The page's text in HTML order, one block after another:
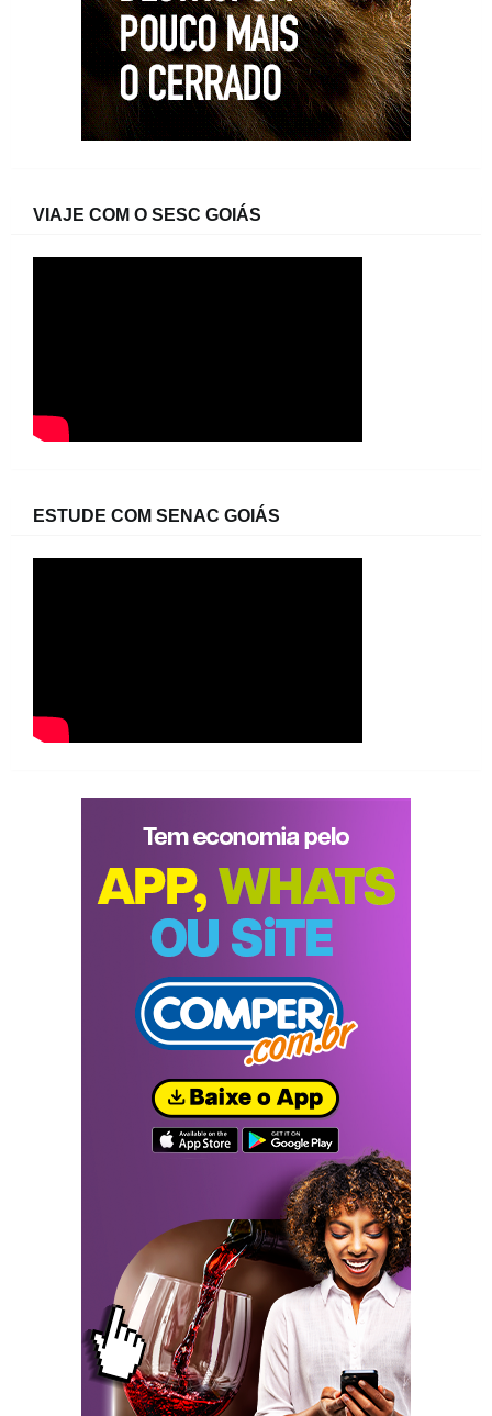
VIAJE COM O SESC GOIÁS
ESTUDE COM SENAC GOIÁS